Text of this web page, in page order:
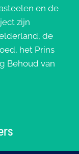
en de
zijn
de
het Prins
Behoud van